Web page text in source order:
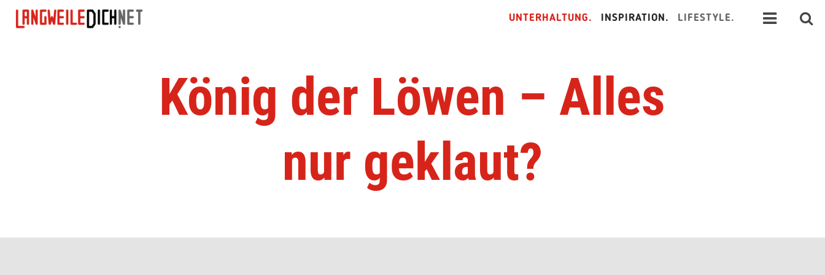
UNTERHALTUNG. INSPIRATION. LIFESTYLE.
König der Löwen – Alles
nur geklaut?